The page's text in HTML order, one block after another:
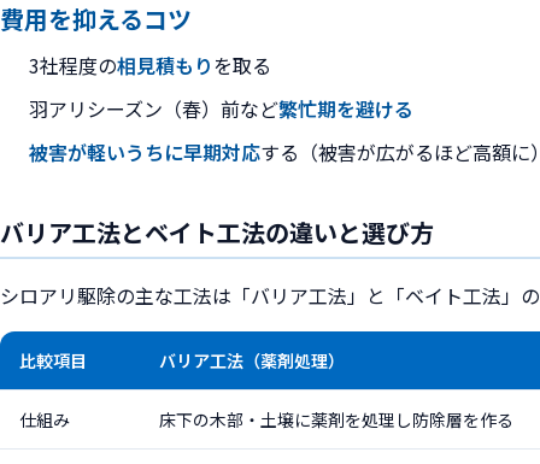
費用を抑えるコツ
3社程度の相見積もりを取る
羽アリシーズン（春）前など繁忙期を避ける
被害が軽いうちに早期対応する（被害が広がるほど高額に
バリア工法とベイト工法の違いと選び方
シロアリ駆除の主な工法は「バリア工法」と「ベイト工法」
比較項目 バリア工法（薬剤処理）
仕組み 床下の木部・土壌に薬剤を処理し防除層を作る